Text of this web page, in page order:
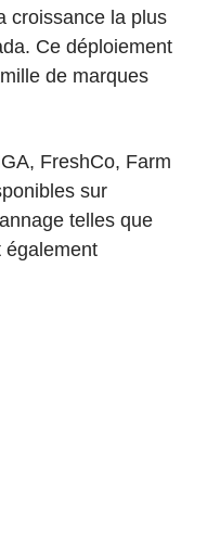
croissance la plus
Ce déploiement
de marques
FreshCo, Farm
sur
telles que
également